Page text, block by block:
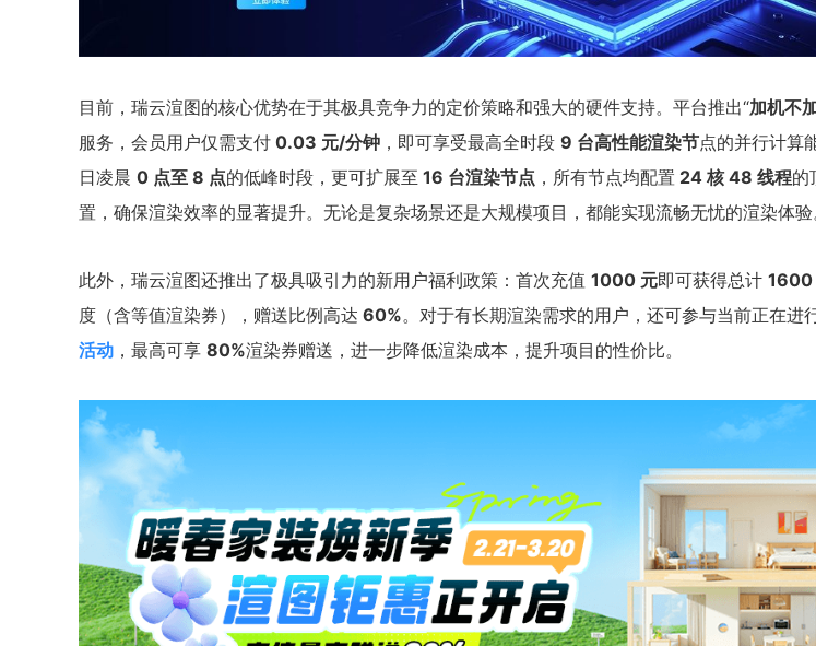
目前，瑞云渲图的核心优势在于其极具竞争力的定价策略和强大的硬件支持。平台推出“加机不
服务，会员用户仅需支付 0.03 元/分钟 ，即可享受最高全时段 9 台高性能渲染节点的并行计算
日凌晨 0 点至 8 点的低峰时段，更可扩展至 16 台渲染节点 ，所有节点均配置 24 核 48 线程的
置，确保渲染效率的显著提升。无论是复杂场景还是大规模项目，都能实现流畅无忧的渲染体验
此外，瑞云渲图还推出了极具吸引力的新用户福利政策：首次充值 1000 元即可获得总计 1600
度（含等值渲染券），赠送比例高达 60%。对于有长期渲染需求的用户，还可参与当前正在进
活动 ，最高可享 80%渲染券赠送，进一步降低渲染成本，提升项目的性价比。